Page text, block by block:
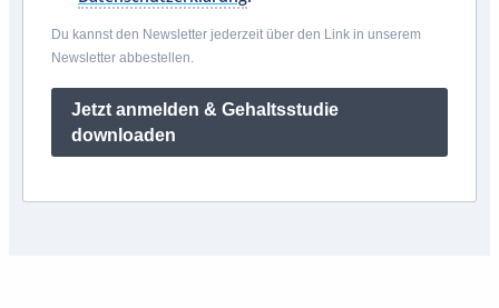
Du kannst den Newsletter jederzeit über den Link in unserem
Newsletter abbestellen.
Jetzt anmelden & Gehaltsstudie
downloaden